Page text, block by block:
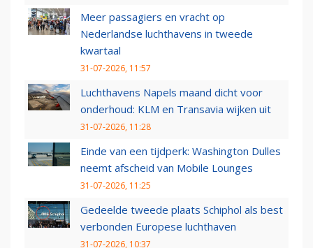
Meer passagiers en vracht op
Nederlandse luchthavens in tweede
kwartaal
31-07-2026, 11:57
Luchthavens Napels maand dicht voor
onderhoud: KLM en Transavia wijken uit
31-07-2026, 11:28
Einde van een tijdperk: Washington Dulles
neemt afscheid van Mobile Lounges
31-07-2026, 11:25
Gedeelde tweede plaats Schiphol als best
verbonden Europese luchthaven
31-07-2026, 10:37